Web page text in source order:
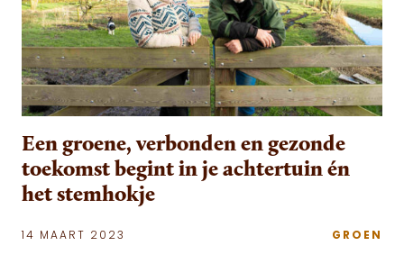
Een groene, verbonden en gezonde
toekomst begint in je achtertuin én
het stemhokje
14 MAART 2023 GROEN